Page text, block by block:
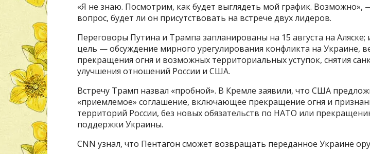
«Я не знаю. Посмотрим, как будет выглядеть мой график. Возможно»,
вопрос, будет ли он присутствовать на встрече двух лидеров.
Переговоры Путина и Трампа запланированы на 15 августа на Аляске;
цель — обсуждение мирного урегулирования конфликта на Украине,
прекращения огня и возможных территориальных уступок, снятия
улучшения отношений России и США.
Встречу Трамп назвал «пробной». В Кремле заявили, что США
«приемлемое» соглашение, включающее прекращение огня и
территорий России, без новых обязательств по НАТО или
поддержки Украины.
CNN узнал, что Пентагон сможет возвращать переданное Украине